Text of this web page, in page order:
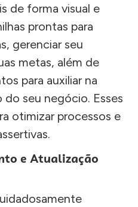
de forma visual e
prontas para
gerenciar seu
metas, além de
para auxiliar na
seu negócio. Esses
otimizar processos e
e Atualização